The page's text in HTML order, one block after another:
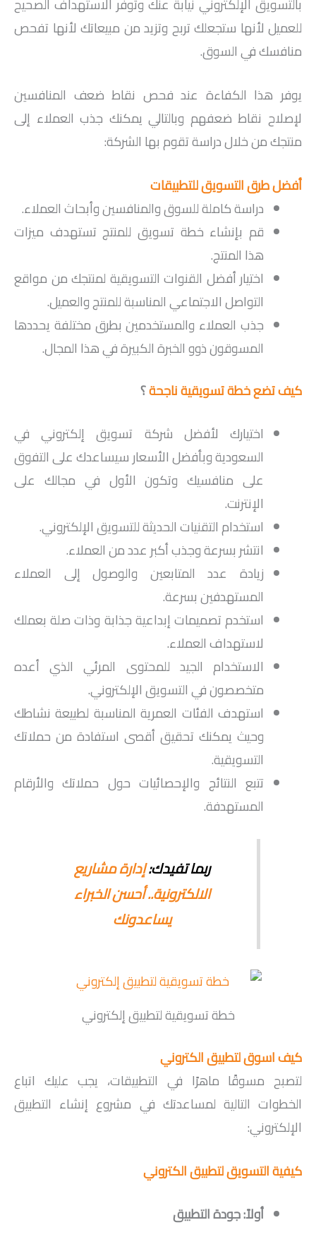
للعميل لأنها ستجعلك تربح وتزيد من مبيعاتك لأنها تفحص
منافسك في السوق.
يوفر هذا الكفاءة عند فحص نقاط ضعف المنافسين
لإصلاح نقاط ضعفهم وبالتالي يمكنك جذب العملاء إلى
منتجك من خلال دراسة تقوم بها الشركة:
أفضل طرق التسويق للتطبيقات
دراسة كاملة للسوق والمنافسين وأبحاث العملاء.
قم بإنشاء خطة تسويق للمنتج تستهدف ميزات
هذا المنتج.
اختيار أفضل القنوات التسويقية لمنتجك من مواقع
التواصل الاجتماعي المناسبة للمنتج والعميل.
جذب العملاء والمستخدمين بطرق مختلفة يحددها
المسوقون ذوو الخبرة الكبيرة في هذا المجال.
كيف تضع خطة تسويقية ناجحة؟
اختيارك لأفضل شركة تسويق إلكتروني في
السعودية وبأفضل الأسعار سيساعدك على التفوق
على منافسيك وتكون الأول في مجالك على
الإنترنت.
استخدام التقنيات الحديثة للتسويق الإلكتروني.
انتشر بسرعة وجذب أكبر عدد من العملاء.
زيادة عدد المتابعين والوصول إلى العملاء
المستهدفين بسرعة.
استخدم تصميمات إبداعية جذابة وذات صلة بعملك
لاستهداف العملاء.
الاستخدام الجيد للمحتوى المرئي الذي أعده
متخصصون في التسويق الإلكتروني.
استهدف الفئات العمرية المناسبة لطبيعة نشاطك
وحيث يمكنك تحقيق أقصى استفادة من حملاتك
التسويقية.
تتبع النتائج والإحصائيات حول حملاتك والأرقام
المستهدفة.
ربما تفيدك:إدارة مشاريع
الالكترونية.. أحسن الخبراء
يساعدونك
خطة تسويقية لتطبيق إلكتروني
كيف اسوق لتطبيق الكتروني
لتصبح مسوقًا ماهرًا في التطبيقات، يجب عليك اتباع
الخطوات التالية لمساعدتك في مشروع إنشاء التطبيق
الإلكتروني:
كيفية التسويق لتطبيق الكتروني
أولاً: جودة التطبيق